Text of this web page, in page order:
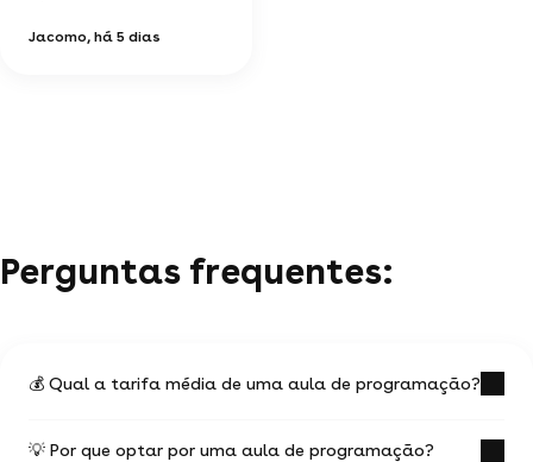
Jacomo, há 5 dias
Perguntas frequentes:
💰 Qual a tarifa média de uma aula de programação?
💡 Por que optar por uma aula de programação?